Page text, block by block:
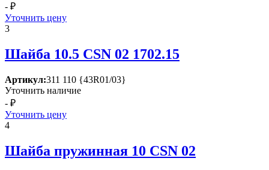
- ₽
Уточнить цену
3
Шайба 10.5 СSN 02 1702.15
Артикул:311 110 {43R01/03}
Уточнить наличие
- ₽
Уточнить цену
4
Шайба пружинная 10 СSN 02